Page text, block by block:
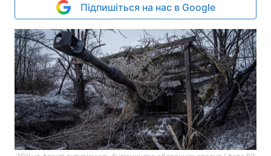
Підпишіться на нас в Google